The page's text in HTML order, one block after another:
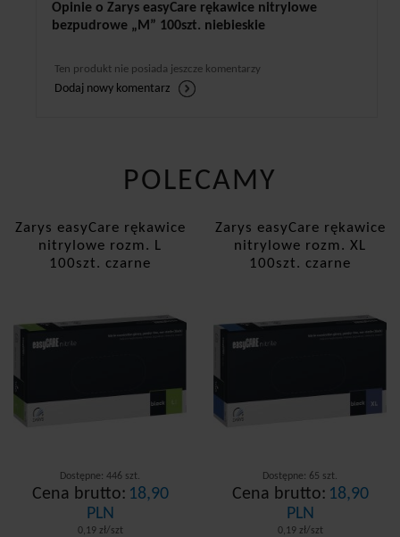
Opinie o Zarys easyCare rękawice nitrylowe
bezpudrowe „M” 100szt. niebieskie
Ten produkt nie posiada jeszcze komentarzy
Dodaj nowy komentarz
POLECAMY
Zarys easyCare rękawice
nitrylowe rozm. L
100szt. czarne
Dostępne: 446 szt.
Cena brutto: 18,90
PLN
0,19 zł/szt
Zarys easyCare rękawice
nitrylowe rozm. XL
100szt. czarne
Dostępne: 65 szt.
Cena brutto: 18,90
PLN
0,19 zł/szt